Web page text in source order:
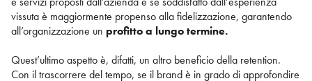
vissuta è maggiormente propenso alla fidelizzazione, garantendo
all’organizzazione un profitto a lungo termine.
Quest’ultimo aspetto è, difatti, un altro beneficio della retention.
Con il trascorrere del tempo, se il brand è in grado di approfondire